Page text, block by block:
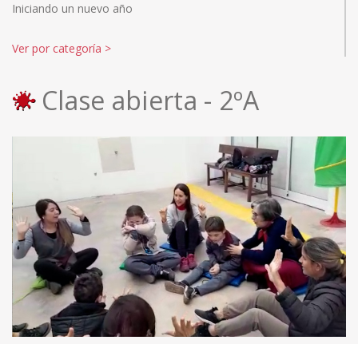
Iniciando un nuevo año
Ver por categoría >
Clase abierta - 2ºA